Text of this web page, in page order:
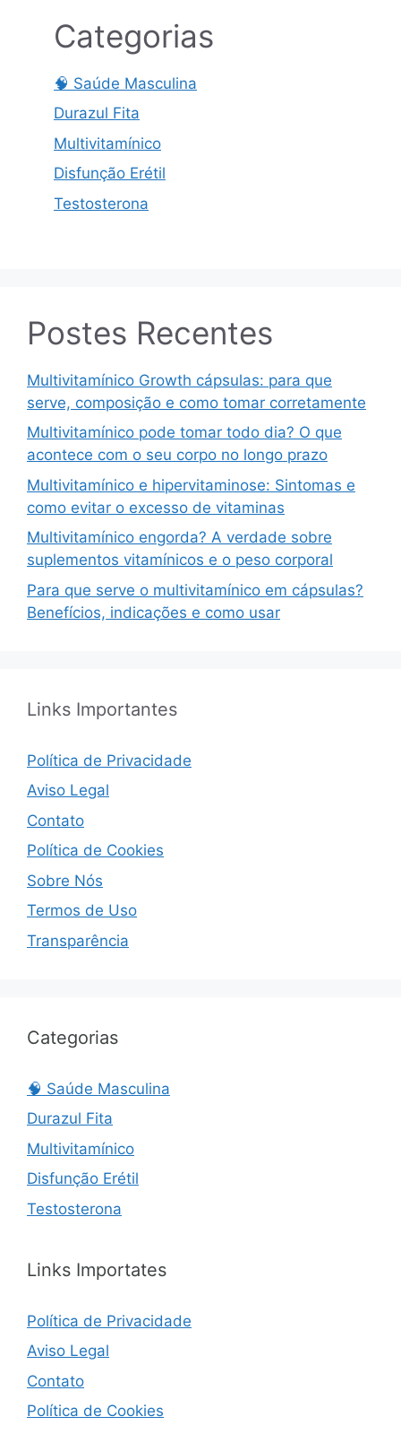
Categorias
🧠 Saúde Masculina
Durazul Fita
Multivitamínico
Disfunção Erétil
Testosterona
Postes Recentes
Multivitamínico Growth cápsulas: para que
serve, composição e como tomar corretamente
Multivitamínico pode tomar todo dia? O que
acontece com o seu corpo no longo prazo
Multivitamínico e hipervitaminose: Sintomas e
como evitar o excesso de vitaminas
Multivitamínico engorda? A verdade sobre
suplementos vitamínicos e o peso corporal
Para que serve o multivitamínico em cápsulas?
Benefícios, indicações e como usar
Links Importantes
Política de Privacidade
Aviso Legal
Contato
Política de Cookies
Sobre Nós
Termos de Uso
Transparência
Categorias
🧠 Saúde Masculina
Durazul Fita
Multivitamínico
Disfunção Erétil
Testosterona
Links Importates
Política de Privacidade
Aviso Legal
Contato
Política de Cookies